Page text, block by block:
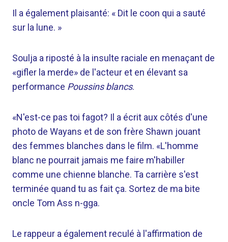
Il a également plaisanté: « Dit le coon qui a sauté
sur la lune. »
Soulja a riposté à la insulte raciale en menaçant de
«gifler la merde» de l'acteur et en élevant sa
performance Poussins blancs.
«N'est-ce pas toi fagot? Il a écrit aux côtés d'une
photo de Wayans et de son frère Shawn jouant
des femmes blanches dans le film. «L'homme
blanc ne pourrait jamais me faire m'habiller
comme une chienne blanche. Ta carrière s'est
terminée quand tu as fait ça. Sortez de ma bite
oncle Tom Ass n-gga.
Le rappeur a également reculé à l'affirmation de